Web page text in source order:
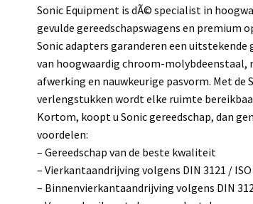
Sonic Equipment is dÃ© specialist in
gevulde gereedschapswagens en premium
Sonic adapters garanderen een
van hoogwaardig chroom-molybdeenstaal,
afwerking en nauwkeurige pasvorm. Met de
verlengstukken wordt elke ruimte
Kortom, koopt u Sonic gereedschap, dan
voordelen:
– Gereedschap van de beste kwaliteit
– Vierkantaandrijving volgens DIN 3121 /
– Binnenvierkantaandrijving volgens DIN